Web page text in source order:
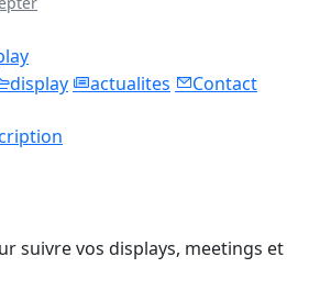
display actualites
Contact
suivre vos displays, meetings et